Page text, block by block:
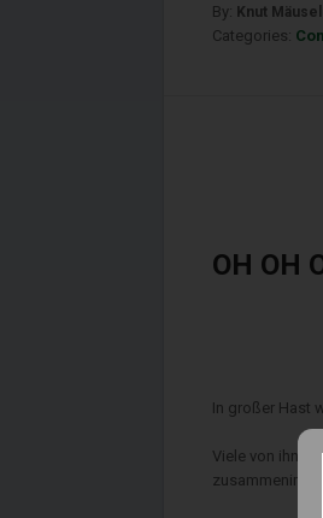
By: Knut
Categories:
OH OH
In großer Hast
Viele von